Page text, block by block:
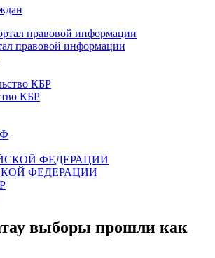
правовой информации
КБР
ФЕДЕРАЦИИ
выборы прошли как